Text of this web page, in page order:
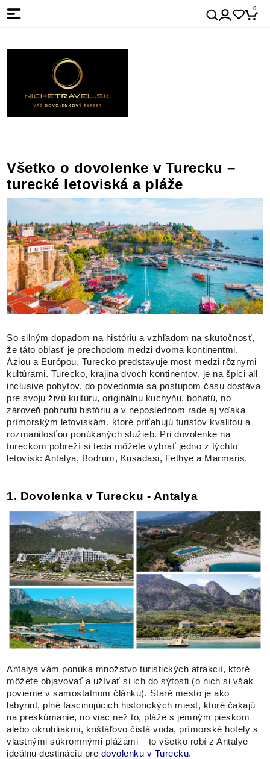
0
Všetko o dovolenke v Turecku –
turecké letoviská a pláže
So silným dopadom na históriu a vzhľadom na skutočnosť,
že táto oblasť je prechodom medzi dvoma kontinentmi,
Áziou a Európou, Turecko predstavuje most medzi rôznymi
kultúrami. Turecko, krajina dvoch kontinentov, je na špici all
inclusive pobytov, do povedomia sa postupom času dostáva
pre svoju živú kultúru, originálnu kuchyňu, bohatú, no
zároveň pohnutú históriu a v neposlednom rade aj vďaka
prímorským letoviskám. ktoré priťahujú turistov kvalitou a
rozmanitosťou ponúkaných služieb. Pri dovolenke na
tureckom pobreží si teda môžete vybrať jedno z týchto
letovísk: Antalya, Bodrum, Kusadasi, Fethye a Marmaris.
1. Dovolenka v Turecku - Antalya
Antalya vám ponúka množstvo turistických atrakcií, ktoré
môžete objavovať a užívať si ich do sýtosti (o nich si však
povieme v samostatnom článku). Staré mesto je ako
labyrint, plné fascinujúcich historických miest, ktoré čakajú
na preskúmanie, no viac než to, pláže s jemným pieskom
alebo okruhliakmi, krištáľovo čistá voda, prímorské hotely s
vlastnými súkromnými plážami – to všetko robí z Antalye
ideálnu destináciu pre dovolenku v Turecku.